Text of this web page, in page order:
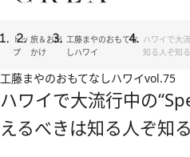
トッ
プ
旅＆お出
かけ
工藤まやのおもてな
しハワイ
ハワイで大
知る人ぞ知
工藤まやのおもてなしハワイvol.75
ハワイで大流行中の
えるべきは知る人ぞ知